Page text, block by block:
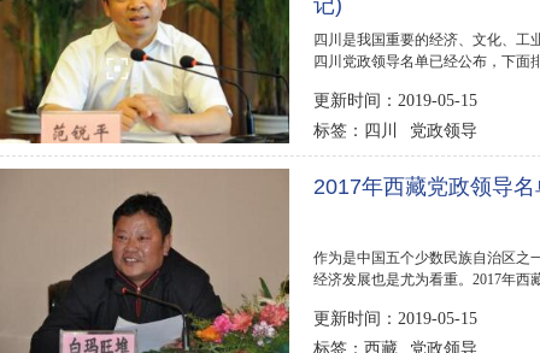
记)
四川是我国重要的经济、文化、工
四川党政领导名单已经公布，下面
更新时间：2019-05-15
标签： 四川 党政领导
2017年西藏党政领导
作为是中国五个少数民族自治区之
经济发展也是尤为看重。2017年西
更新时间：2019-05-15
标签： 西藏 党政领导